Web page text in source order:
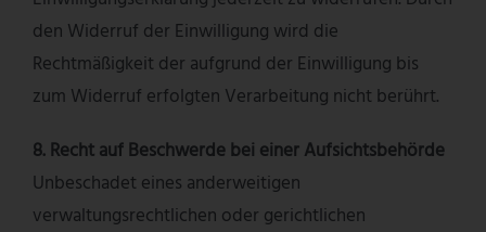
den Widerruf der Einwilligung wird die
Rechtmäßigkeit der aufgrund der Einwilligung bis
zum Widerruf erfolgten Verarbeitung nicht berührt.
8. Recht auf Beschwerde bei einer Aufsichtsbehörde
Unbeschadet eines anderweitigen
verwaltungsrechtlichen oder gerichtlichen